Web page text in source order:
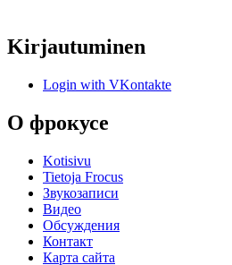
Kirjautuminen
Login with VKontakte
О фрокусе
Kotisivu
Tietoja Frocus
Звукозаписи
Видео
Обсуждения
Контакт
Карта сайта